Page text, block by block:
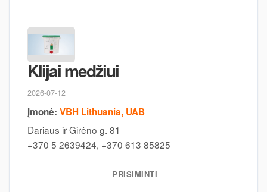
Klijai medžiui
2026-07-12
Įmonė: VBH Lithuania, UAB
Dariaus ir Girėno g. 81
+370 5 2639424, +370 613 85825
PRISIMINTI